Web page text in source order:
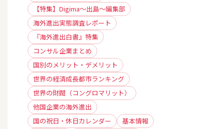
【特集】Digima〜出島〜編集部
海外進出実態調査レポート
『海外進出白書』特集
コンサル企業まとめ
国別のメリット・デメリット
世界の経済成長都市ランキング
世界の財閥（コングロマリット）
他国企業の海外進出
国の祝日・休日カレンダー
基本情報